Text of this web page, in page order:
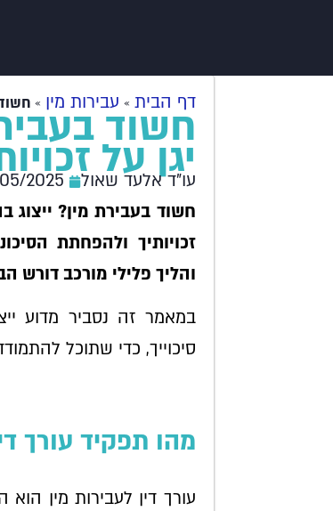
דף הבית » עבירות מין » חשוד
יגן על
עו"ד אלעד שאול
2025
חשוד בעבירת מין? ייצוג
זכויותיך ולהפחתת
והליך פלילי מורכב דורש
במאמר זה נסביר מדוע
סיכוייך, כדי שתוכל
מהו תפקיד עורך
עורך דין לעבירות מין